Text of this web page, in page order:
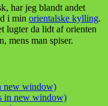
har jeg blandt andet
i min orientalske kylling.
lugter da lidt af orienten
mens man spiser.
new window)
in new window)